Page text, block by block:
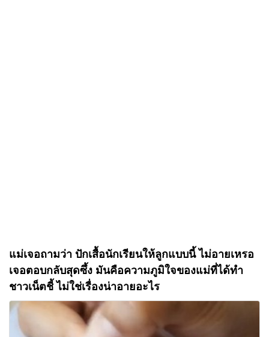
แม่เจอถามว่า ปักเสื้อนักเรียนให้ลูกแบบนี้ ไม่อายเหรอ
เจอตอบกลับสุดซึ้ง มันคือความภูมิใจของแม่ที่ได้ทำ
ชาวเน็ตชี้ ไม่ใช่เรื่องน่าอายอะไร